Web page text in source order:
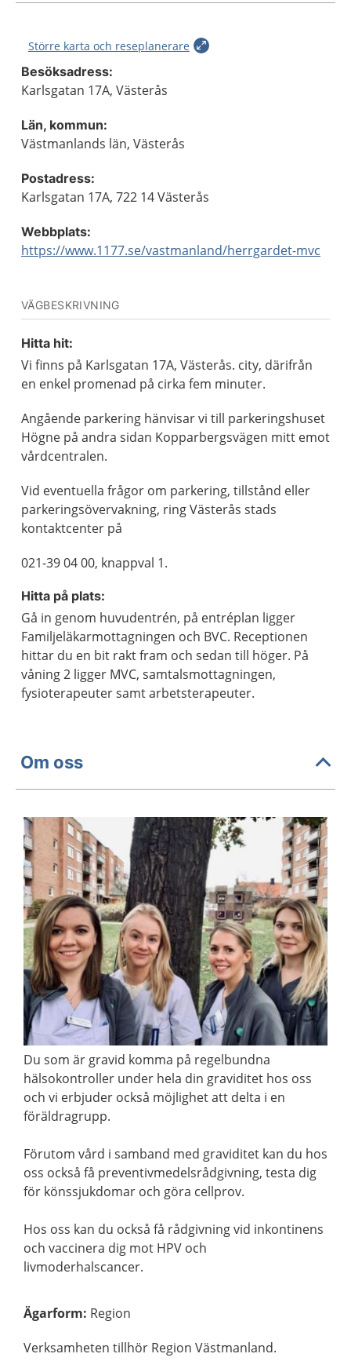
Större karta och reseplanerare
Besöksadress:
Karlsgatan 17A, Västerås
Län, kommun:
Västmanlands län, Västerås
Postadress:
Karlsgatan 17A, 722 14 Västerås
Webbplats:
https://www.1177.se/vastmanland/herrgardet-mvc
VÄGBESKRIVNING
Hitta hit:
Vi finns på Karlsgatan 17A, Västerås. city, därifrån
en enkel promenad på cirka fem minuter.
Angående parkering hänvisar vi till parkeringshuset
Högne på andra sidan Kopparbergsvägen mitt emot
vårdcentralen.
Vid eventuella frågor om parkering, tillstånd eller
parkeringsövervakning, ring Västerås stads
kontaktcenter på
021-39 04 00, knappval 1.
Hitta på plats:
Gå in genom huvudentrén, på entréplan ligger
Familjeläkarmottagningen och BVC. Receptionen
hittar du en bit rakt fram och sedan till höger. På
våning 2 ligger MVC, samtalsmottagningen,
fysioterapeuter samt arbetsterapeuter.
Om oss
Du som är gravid komma på regelbundna
hälsokontroller under hela din graviditet hos oss
och vi erbjuder också möjlighet att delta i en
föräldragrupp.
Förutom vård i samband med graviditet kan du hos
oss också få preventivmedelsrådgivning, testa dig
för könssjukdomar och göra cellprov.
Hos oss kan du också få rådgivning vid inkontinens
och vaccinera dig mot HPV och
livmoderhalscancer.
Ägarform: Region
Verksamheten tillhör Region Västmanland.